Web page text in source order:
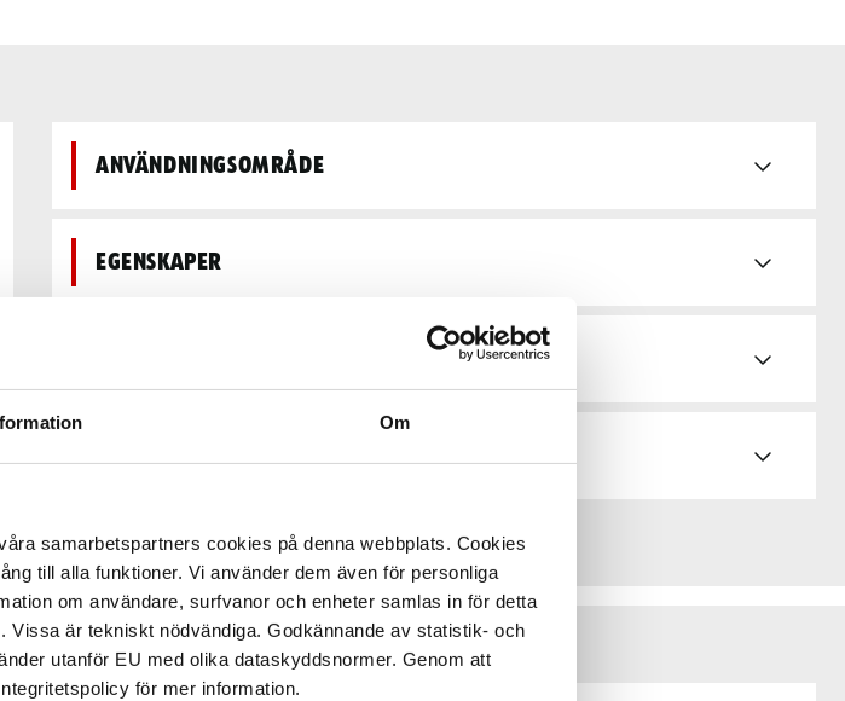
Om
samarbetspartners cookies på denna webbplats. Cookies
till alla funktioner. Vi använder dem även för personliga
om användare, surfvanor och enheter samlas in för detta
är tekniskt nödvändiga. Godkännande av statistik- och
utanför EU med olika dataskyddsnormer. Genom att
för mer information.
Användningsområde
Egenskaper
Säkerhetsdatablad & bruksanvisningar